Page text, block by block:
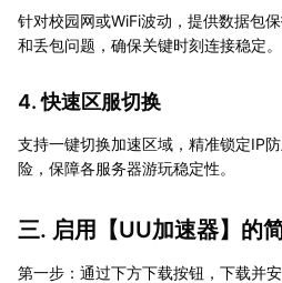
针对校园网或WiFi波动，提供数据包
和丢包问题，确保关键时刻连接稳定。
4. 快速区服切换
支持一键切换加速区域，精准锁定IP
险，保障各服务器游玩稳定性。
三. 启用【UU加速器】的
第一步：通过下方下载按钮，下载并